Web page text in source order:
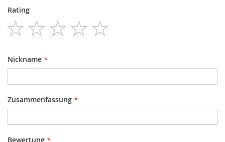
Rating
1
star
2
stars
3
stars
4
stars
Nickname
Zusammenfassung
Bewertung